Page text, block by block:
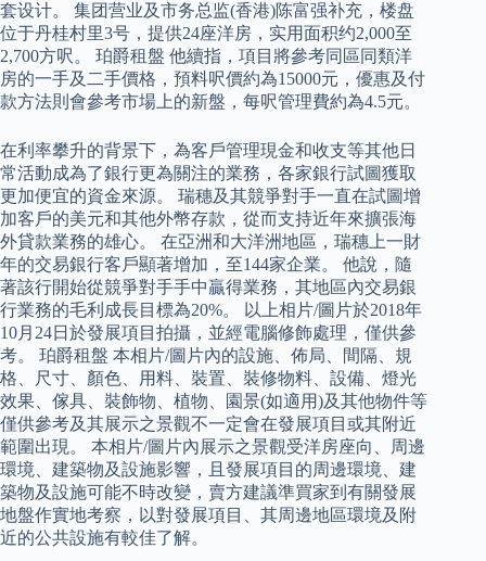
套设计。 集团营业及市务总监(香港)陈富强补充，楼盘
位于丹桂村里3号，提供24座洋房，实用面积约2,000至
2,700方呎。 珀爵租盤 他續指，項目將參考同區同類洋
房的一手及二手價格，預料呎價約為15000元，優惠及付
款方法則會參考市場上的新盤，每呎管理費約為4.5元。
在利率攀升的背景下，為客戶管理現金和收支等其他日
常活動成為了銀行更為關注的業務，各家銀行試圖獲取
更加便宜的資金來源。 瑞穗及其競爭對手一直在試圖增
加客戶的美元和其他外幣存款，從而支持近年來擴張海
外貸款業務的雄心。 在亞洲和大洋洲地區，瑞穗上一財
年的交易銀行客戶顯著增加，至144家企業。 他說，隨
著該行開始從競爭對手手中贏得業務，其地區內交易銀
行業務的毛利成長目標為20%。 以上相片/圖片於2018年
10月24日於發展項目拍攝，並經電腦修飾處理，僅供參
考。 珀爵租盤 本相片/圖片內的設施、佈局、間隔、規
格、尺寸、顏色、用料、裝置、裝修物料、設備、燈光
效果、傢具、裝飾物、植物、園景(如適用)及其他物件等
僅供參考及其展示之景觀不一定會在發展項目或其附近
範圍出現。 本相片/圖片內展示之景觀受洋房座向、周邊
環境、建築物及設施影響，且發展項目的周邊環境、建
築物及設施可能不時改變，賣方建議準買家到有關發展
地盤作實地考察，以對發展項目、其周邊地區環境及附
近的公共設施有較佳了解。